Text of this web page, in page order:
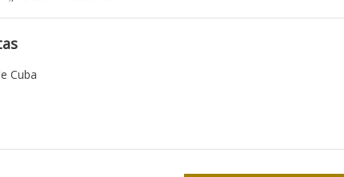
Cuba